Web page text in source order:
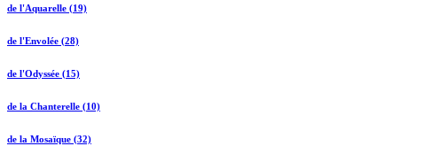
de l'Aquarelle (19)
de l'Envolée (28)
de l'Odyssée (15)
de la Chanterelle (10)
de la Mosaïque (32)